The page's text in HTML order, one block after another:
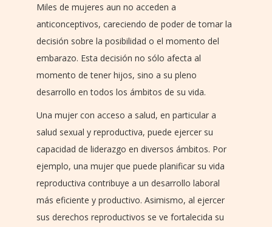
Miles de mujeres aun no acceden a
anticonceptivos, careciendo de poder de tomar la
decisión sobre la posibilidad o el momento del
embarazo. Esta decisión no sólo afecta al
momento de tener hijos, sino a su pleno
desarrollo en todos los ámbitos de su vida.
Una mujer con acceso a salud, en particular a
salud sexual y reproductiva, puede ejercer su
capacidad de liderazgo en diversos ámbitos. Por
ejemplo, una mujer que puede planificar su vida
reproductiva contribuye a un desarrollo laboral
más eficiente y productivo. Asimismo, al ejercer
sus derechos reproductivos se ve fortalecida su